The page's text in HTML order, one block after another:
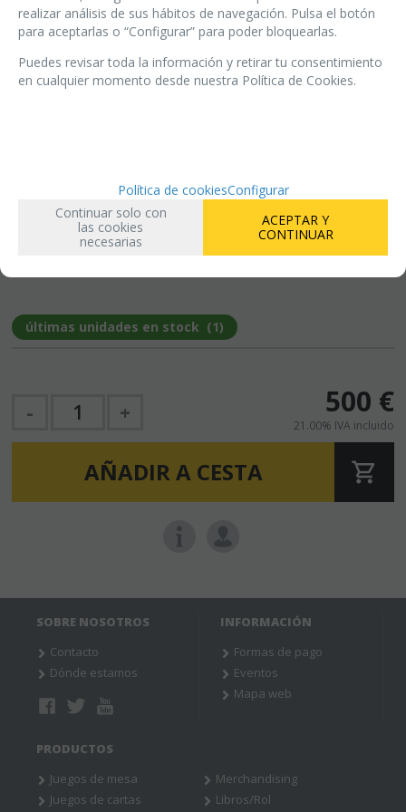
o raras míticas, foil tradicionales y una tierra
sobres de coleccionista. Cada sobre contiene 15
contiene un total de entre 12 y 14 cartas foil
tradicionales. Hay una carta de estrella principal
en menos del 1 % de los sobres.
últimas unidades en stock (1)
- + 500 €
21.00% IVA incluido
AÑADIR A CESTA
SOBRE NOSOTROS
Contacto
Dónde estamos
INFORMACIÓN
Formas de pago
Eventos
Mapa web
PRODUCTOS
Juegos de mesa
Juegos de cartas
Merchandising
Libros/Rol
realizar análisis de sus hábitos de navegación. Pulsa el botón
para aceptarlas o “Configurar” para poder bloquearlas.
Puedes revisar toda la información y retirar tu consentimiento
en cualquier momento desde nuestra Política de Cookies.
Política de cookiesConfigurar
Continuar solo con
las cookies
necesarias
ACEPTAR Y
CONTINUAR